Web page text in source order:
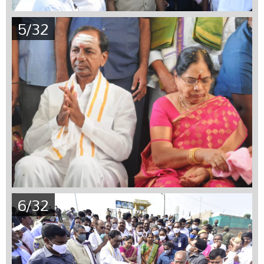
5/32
6/32